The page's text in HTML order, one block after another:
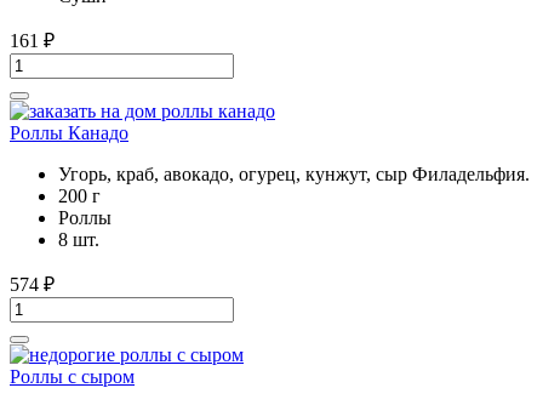
161 ₽
Роллы Канадо
Угорь, краб, авокадо, огурец, кунжут, сыр Филадельфия.
200 г
Роллы
8 шт.
574 ₽
Роллы с сыром